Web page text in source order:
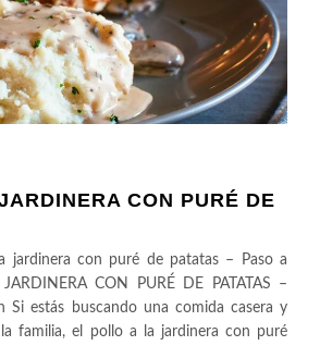
CON PURÉ DE
jardinera con puré de patatas – Paso a
CON PURÉ DE PATATAS –
Si estás buscando una comida casera y
familia, el pollo a la jardinera con puré